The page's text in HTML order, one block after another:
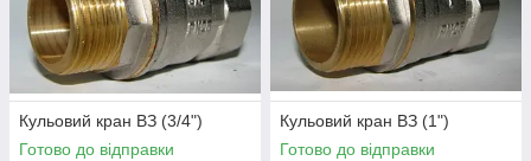
Кульовий кран ВЗ (3/4")
Готово до відправки
Кульовий кран ВЗ (1")
Готово до відправки